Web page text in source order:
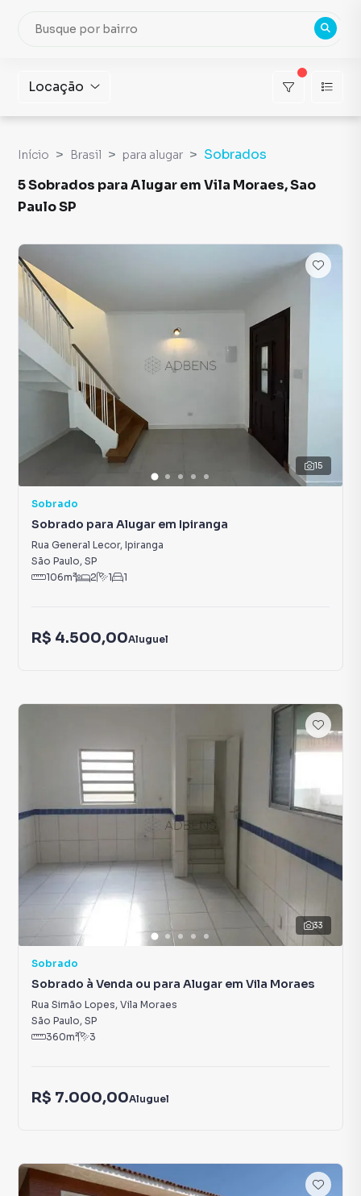
Locação
Início Brasil para alugar
Sobrados
5 Sobrados para Alugar em Vila Moraes, Sao
Paulo SP
15
Sobrado
Sobrado para Alugar em Ipiranga
Rua General Lecor, Ipiranga
São Paulo, SP
106m² 2 1 1
R$ 4.500,00Aluguel
33
Sobrado
Sobrado à Venda ou para Alugar em Vila Moraes
Rua Simão Lopes, Vila Moraes
São Paulo, SP
360m² 3
R$ 7.000,00Aluguel